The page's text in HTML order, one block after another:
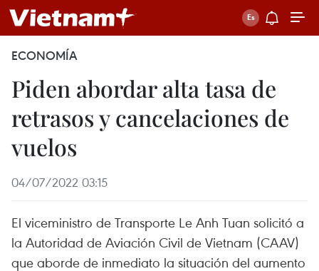
ECONOMÍA
Piden abordar alta tasa de
retrasos y cancelaciones de
vuelos
04/07/2022 03:15
El viceministro de Transporte Le Anh Tuan solicitó a
la Autoridad de Aviación Civil de Vietnam (CAAV)
que aborde de inmediato la situación del aumento